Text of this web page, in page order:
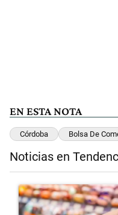
EN ESTA NOTA
Córdoba Bolsa De
Noticias en
Un artículo de tendencia